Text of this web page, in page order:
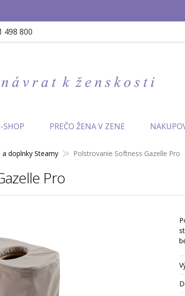
498 800
a doplnky Steamy Polstrovanie Softness Gazelle Pro
Pro
SHOP PREČO ŽENA V ZENE